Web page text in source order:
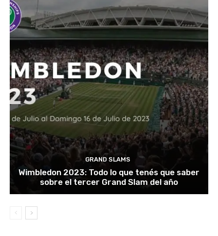
GRAND SLAMS
Wimbledon 2023: Todo lo que tenés que saber
sobre el tercer Grand Slam del año